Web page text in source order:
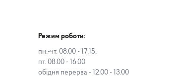
Режим роботи:
пн.-чт. 08.00 - 17.15,
пт. 08.00 - 16.00
обідня перерва - 12.00 - 13.00